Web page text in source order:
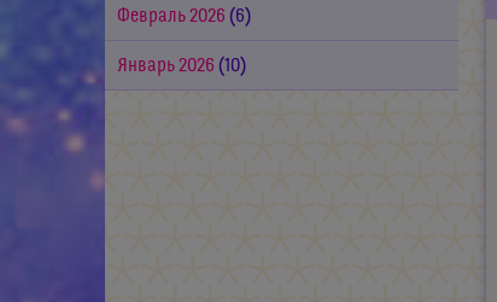
Февраль 2026 (6)
Январь 2026 (10)